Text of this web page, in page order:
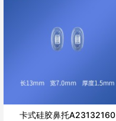
卡式硅胶鼻托A23132160